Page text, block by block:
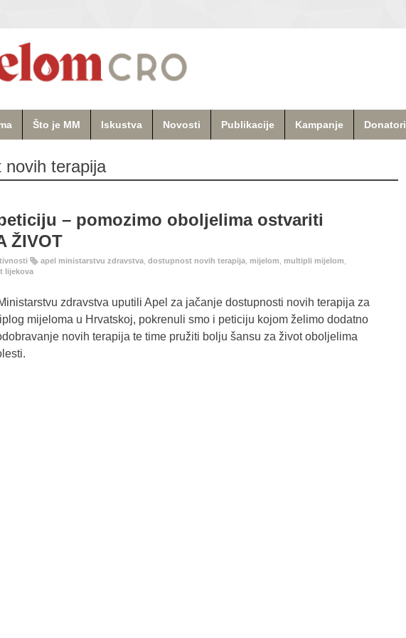
Što je MM Iskustva Novosti Publikacije Kampanje Donatori
novih terapija
– pomozimo oboljelima ostvariti
ŽIVOT
apel ministarstvu zdravstva dostupnost novih terapija mijelom multipli mijelom
lijekova
zdravstva uputili Apel za jačanje dostupnosti novih terapija za
mijeloma u Hrvatskoj, pokrenuli smo i peticiju kojom želimo dodatno
novih terapija te time pružiti bolju šansu za život oboljelima